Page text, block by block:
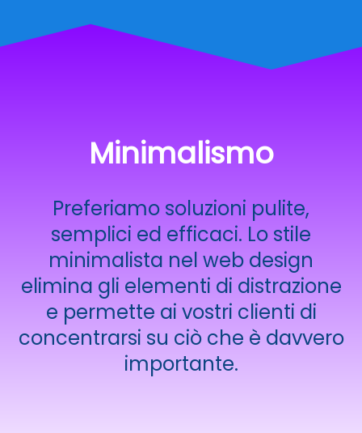
Minimalismo
Preferiamo soluzioni pulite,
semplici ed efficaci. Lo stile
minimalista nel web design
elimina gli elementi di distrazione
e permette ai vostri clienti di
concentrarsi su ciò che è davvero
importante.